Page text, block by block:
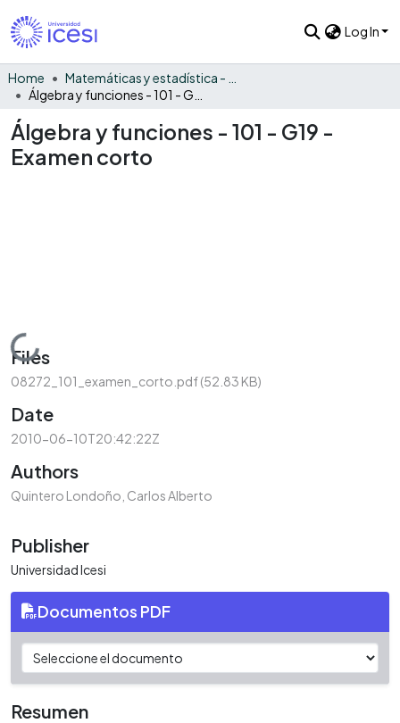
Log In
Home
Álgebra y funciones - 101 - G19 -
Examen corto
Loading...
Files
08272_101_examen_corto.pdf(52.83 KB)
Date
2010-06-10T20:42:22Z
Authors
Quintero Londoño, Carlos Alberto
Publisher
Universidad Icesi
Documentos PDF
Resumen